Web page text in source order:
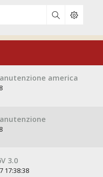
america
3.0
17:38:38